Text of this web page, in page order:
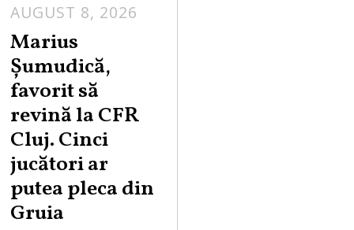
AUGUST 8, 2026
Marius
Șumudică,
favorit să
revină la CFR
Cluj. Cinci
jucători ar
putea pleca din
Gruia